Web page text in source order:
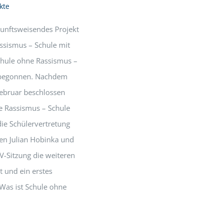
Projekt
– Schule mit
ohne Rassismus –
Nachdem
beschlossen
Rassismus – Schule
Schülervertretung
Julian Hobinka und
Sitzung die weiteren
und ein erstes
ist Schule ohne